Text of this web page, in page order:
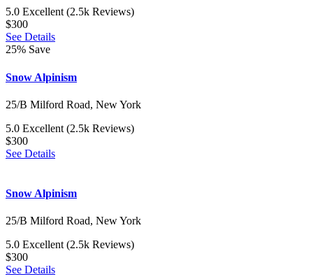
5.0 Excellent (2.5k Reviews)
$300
See Details
25% Save
Snow Alpinism
25/B Milford Road, New York
5.0 Excellent (2.5k Reviews)
$300
See Details
Snow Alpinism
25/B Milford Road, New York
5.0 Excellent (2.5k Reviews)
$300
See Details